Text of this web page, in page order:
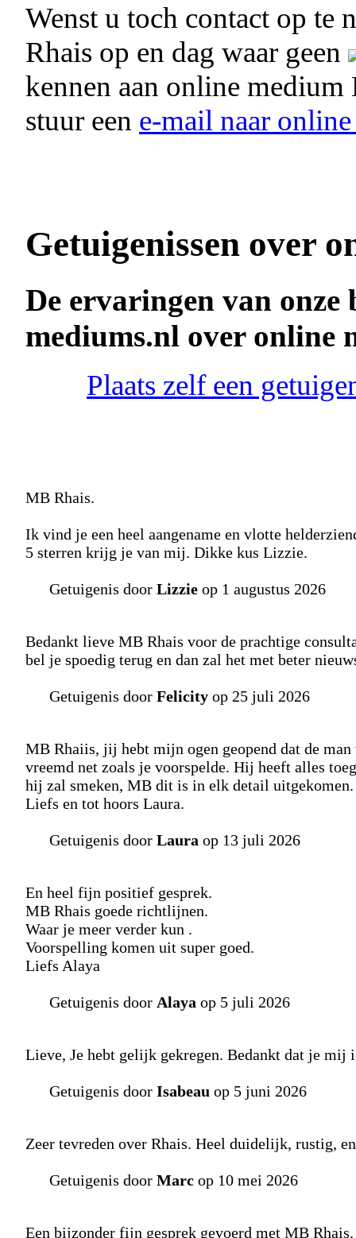
Wenst u toch contact op te
Rhais op en dag waar geen
kennen aan online
stuur een e-mail naar
Getuigenissen over
De ervaringen van onze
mediums.nl over online
Plaats zelf een
MB Rhais.
Ik vind je een heel aangename en vlotte
5 sterren krijg je van mij. Dikke kus Lizzie.
Getuigenis door Lizzie op 1 augustus 2026
Bedankt lieve MB Rhais voor de prachtige
bel je spoedig terug en dan zal het met beter
Getuigenis door Felicity op 25 juli 2026
MB Rhaiis, jij hebt mijn ogen geopend dat de
vreemd net zoals je voorspelde. Hij heeft alles
hij zal smeken, MB dit is in elk detail uitgekomen.
Liefs en tot hoors Laura.
Getuigenis door Laura op 13 juli 2026
En heel fijn positief gesprek.
MB Rhais goede richtlijnen.
Waar je meer verder kun .
Voorspelling komen uit super goed.
Liefs Alaya
Getuigenis door Alaya op 5 juli 2026
Lieve, Je hebt gelijk gekregen. Bedankt dat je mij
Getuigenis door Isabeau op 5 juni 2026
Zeer tevreden over Rhais. Heel duidelijk, rustig,
Getuigenis door Marc op 10 mei 2026
Een bijzonder fijn gesprek gevoerd met MB